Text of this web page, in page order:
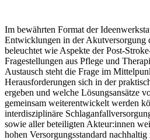
Im bewährten Format der
Entwicklungen in der Akutversorgung
beleuchtet wie Aspekte der Post-
Fragestellungen aus Pflege und
Austausch steht die Frage im
Herausforderungen sich in der
ergeben und welche Lösungsansätze
gemeinsam weiterentwickelt werden
interdisziplinäre
sowie aller beteiligten Akteur:innen
hohen Versorgungsstandard nachhaltig